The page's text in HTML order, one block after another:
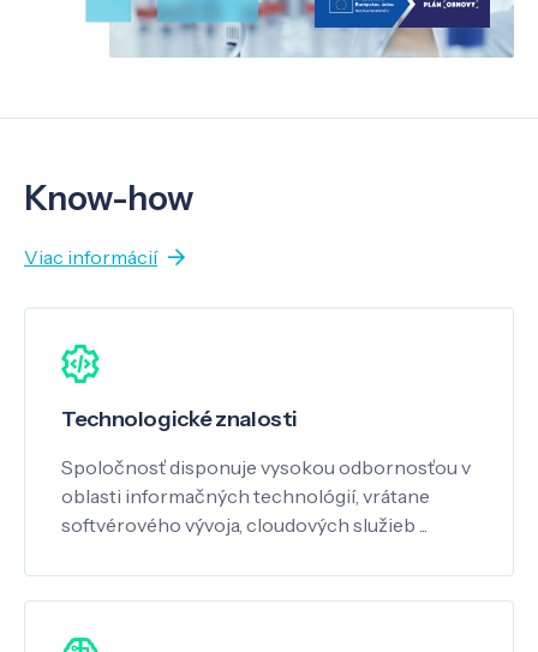
Know-how
Viac informácií
Technologické znalosti
Spoločnosť disponuje vysokou odbornosťou v
oblasti informačných technológií, vrátane
softvérového vývoja, cloudových služieb ...